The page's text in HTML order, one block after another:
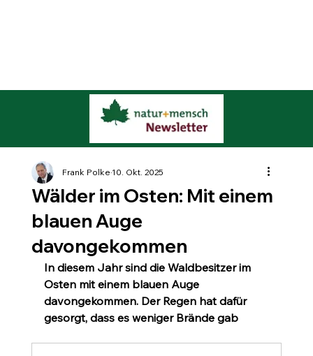
Wälder im Osten: Mit einem
blauen Auge
davongekommen
Frank Polke10. Okt. 2025
In diesem Jahr sind die Waldbesitzer im
Osten mit einem blauen Auge
davongekommen. Der Regen hat dafür
gesorgt, dass es weniger Brände gab